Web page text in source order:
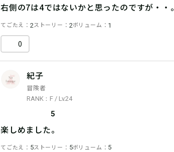
右側の7は4ではないかと思ったのですが・・。
てごたえ 2 ストーリー 2ボリューム 1
0
紀子
冒険者
RANK：F / Lv.24
5
楽しめました。
てごたえ 5ストーリー 5ボリューム 5